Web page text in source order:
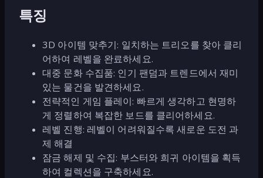
특징
3D 아이템 맞추기: 일치하는 트리오를 찾아 클리
어하여 레벨을 완료하세요.
대중 문화 수집품: 인기 팬덤과 트렌드에서 재미
있는 물건을 발견하세요.
전략적인 게임 플레이: 빠르게 생각하고 현명하
게 정렬하여 복잡한 보드를 클리어하세요.
레벨 진행: 레벨이 어려워질수록 새로운 도전 과
제 해결
잠금 해제 및 수집: 부스터와 희귀 아이템을 획득
하여 컬렉션을 구축하세요.